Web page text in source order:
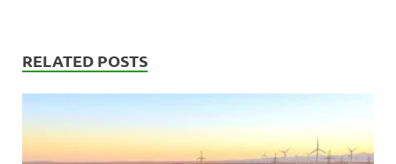
RELATED POSTS